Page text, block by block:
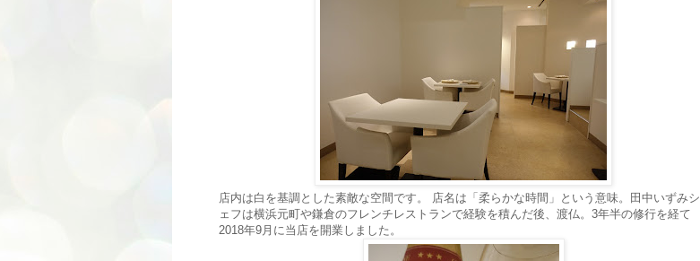
店内は白を基調とした素敵な空間です。 店名は「柔らかな時間」という意味。田中いずみシ
ェフは横浜元町や鎌倉のフレンチレストランで経験を積んだ後、渡仏。3年半の修行を経て
2018年9月に当店を開業しました。